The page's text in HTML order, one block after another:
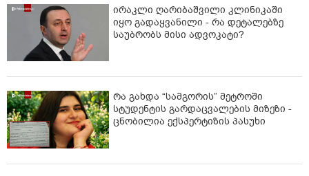
მეტროსადგური დაემატება გლდანის, მეორე კი
ვარკეთილის მიმართულებით. აღსანიშნავია ისიც,
რომ მეტროს ხაზის დაგრძელების სავარაუდო ჯამური
სიგრძე 5.2 კმ იქნება, მათ შორის გლდანის
მიმართულებით 2.2 კმ, ხოლო ვარკეთილის
მიმართულებით 3 კმ.
პროექტის განხორციელების საორიენტაციო ვადა ხუთ
წელს შეადგენს, სამუშაოები რამდენიმე ეტაპად უნდა
განხორციელდეს.განაგრძეთ კითხვა
ირაკლი ღარიბაშვილი კლინიკაში
იყო გადაყვანილი - რა დეტალებზე
საუბრობს მისი ადვოკატი?
რა გახდა “სამგორის” მეტროში
სტუდენტის გარდაცვალების მიზეზი -
ცნობილია ექსპერტიზის პასუხი